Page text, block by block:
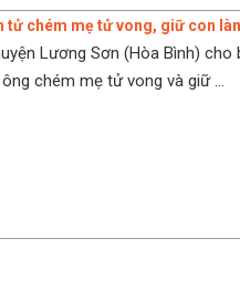
tử chém mẹ tử vong, giữ con
Lương Sơn (Hòa Bình) cho
chém mẹ tử vong và giữ ...